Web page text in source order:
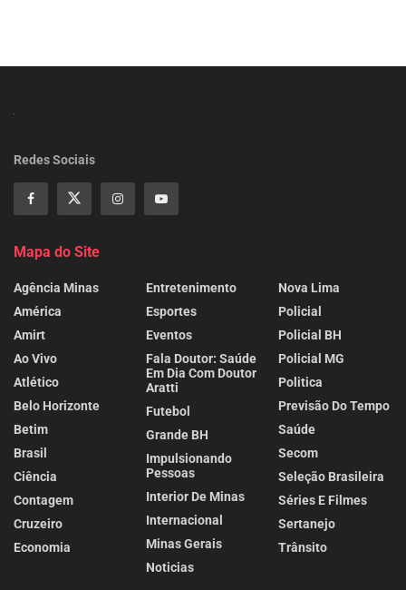
Redes Sociais
Mapa do Site
Agência Minas
América
Amirt
Ao Vivo
Atlético
Belo Horizonte
Betim
Brasil
Ciência
Contagem
Cruzeiro
Economia
Entretenimento
Esportes
Eventos
Fala Doutor: Saúde
Em Dia Com Doutor
Aratti
Futebol
Grande BH
Impulsionando
Pessoas
Interior De Minas
Internacional
Minas Gerais
Noticias
Nova Lima
Policial
Policial BH
Policial MG
Politica
Previsão Do Tempo
Saúde
Secom
Seleção Brasileira
Séries E Filmes
Sertanejo
Trânsito